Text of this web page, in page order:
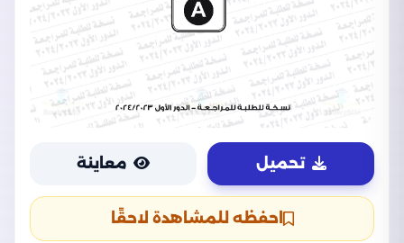
تحميل معاينة
احفظه للمشاهدة لاحقًا